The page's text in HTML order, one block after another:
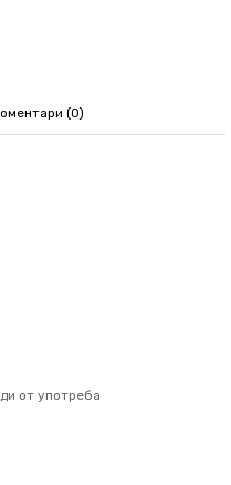
(0)
от употреба